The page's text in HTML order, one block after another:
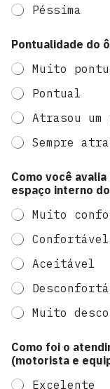
Péssima
Pontualidade do
Muito
Pontual
Atrasou um
Sempre
i
n
s
p
r
o
c
e
s
s
a
n
t
o
Como você
espaço interno
Muito
Confortável
Aceitável
Muito
Como foi o
(motorista e
Excelente